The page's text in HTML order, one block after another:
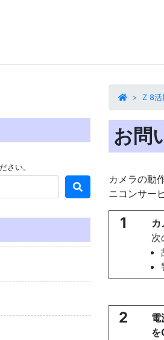
さい。
Z 8活
お問
カメラの動
ニコンサー
1
カ
次
2
電
を